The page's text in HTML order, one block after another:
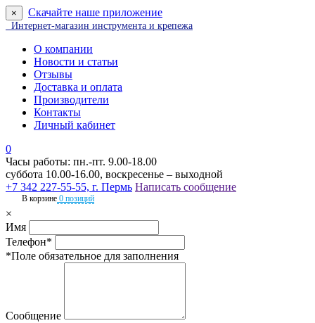
× Скачайте наше приложение
Интернет-магазин инструмента и крепежа
О компании
Новости и статьи
Отзывы
Доставка и оплата
Производители
Контакты
Личный кабинет
0
Часы работы: пн.-пт. 9.00-18.00
суббота 10.00-16.00, воскресенье – выходной
+7 342 227-55-55, г. Пермь Написать сообщение
В корзине 0 позиций
×
Имя
Телефон*
*Поле обязательное для заполнения
Сообщение